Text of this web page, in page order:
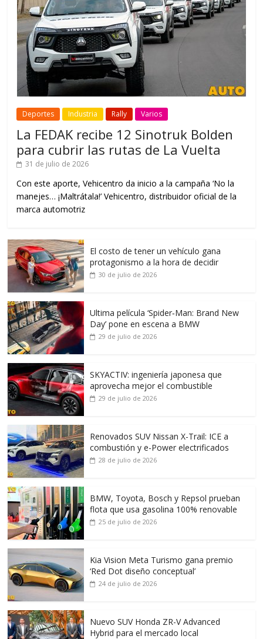
Deportes Industria Rally Varios
La FEDAK recibe 12 Sinotruk Bolden
para cubrir las rutas de La Vuelta
31 de julio de 2026
Con este aporte, Vehicentro da inicio a la campaña ‘No la
manejes… ¡Maltrátala!’ Vehicentro, distribuidor oficial de la
marca automotriz
El costo de tener un vehículo gana
protagonismo a la hora de decidir
30 de julio de 2026
Ultima película ‘Spider‑Man: Brand New
Day’ pone en escena a BMW
29 de julio de 2026
SKYACTIV: ingeniería japonesa que
aprovecha mejor el combustible
29 de julio de 2026
Renovados SUV Nissan X-Trail: ICE a
combustión y e-Power electrificados
28 de julio de 2026
BMW, Toyota, Bosch y Repsol prueban
flota que usa gasolina 100% renovable
25 de julio de 2026
Kia Vision Meta Turismo gana premio
‘Red Dot diseño conceptual’
24 de julio de 2026
Nuevo SUV Honda ZR-V Advanced
Hybrid para el mercado local